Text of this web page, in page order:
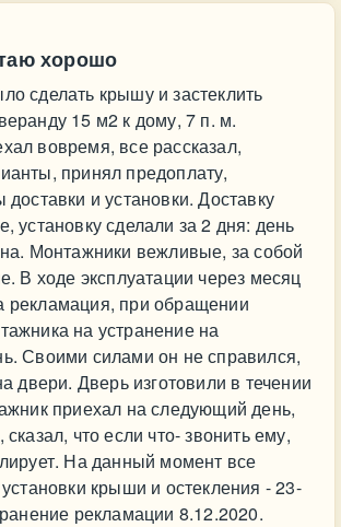
хорошо
сделать крышу и застеклить
15 м2 к дому, 7 п. м.
вовремя, все рассказал,
принял предоплату,
и установки. Доставку
установку сделали за 2 дня: день
Монтажники вежливые, за собой
В ходе эксплуатации через месяц
рекламация, при обращении
на устранение на
Своими силами он не справился,
двери. Дверь изготовили в течении
приехал на следующий день,
что если что- звонить ему,
На данный момент все
крыши и остекления - 23-
рекламации 8.12.2020.